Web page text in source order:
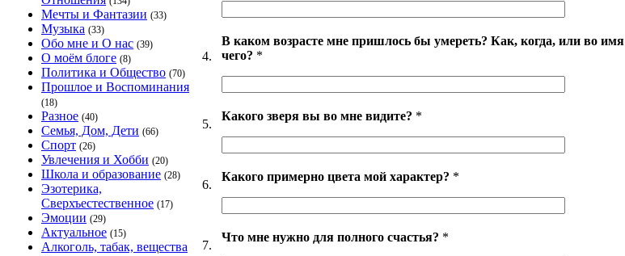
Мечты и Фантазии (33)
Музыка (33)
Обо мне и О нас (39)
О моём блоге (8)
Политика и Общество (70)
Прошлое и Воспоминания
(18)
Разное (40)
Семья, Дом, Дети (66)
Спорт (26)
Увлечения и Хобби (20)
Школа и образование (28)
Эзотерика,
Сверхъестественное (17)
Эмоции (29)
Актуальное (15)
Алкоголь, табак, вещества
4.
В каком возрасте мне пришлось бы умереть? Как, когда, или во имя
чего? *
5.
Какого зверя вы во мне видите? *
6.
Какого примерно цвета мой характер? *
7.
Что мне нужно для полного счастья? *